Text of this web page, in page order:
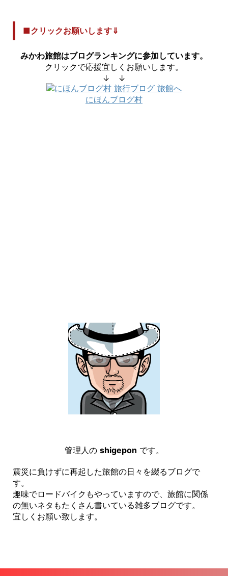
■クリックお願いします⇓
みかわ旅館はブログランキングに参加しています。
クリックで応援宜しくお願いします。
↓ ↓
にほんブログ村
管理人の shigepon です。
震災に負けずに再起した旅館の日々を綴るブログで
す。
趣味でロードバイクもやっていますので、旅館に関係
の無いネタもたくさん書いている雑多ブログです。
宜しくお願い致します。